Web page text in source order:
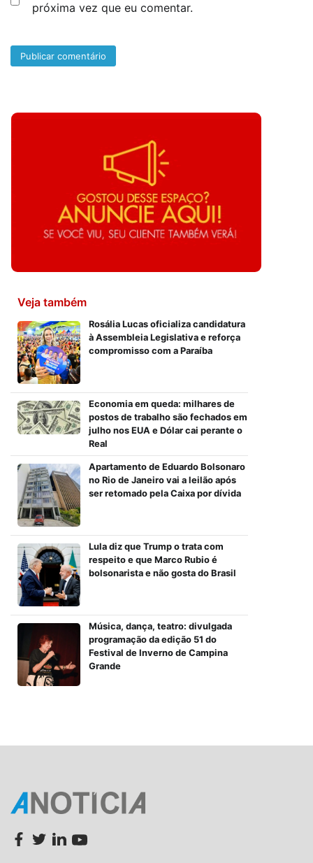
próxima vez que eu comentar.
Veja também
Rosália Lucas oficializa candidatura
à Assembleia Legislativa e reforça
compromisso com a Paraíba
Economia em queda: milhares de
postos de trabalho são fechados em
julho nos EUA e Dólar cai perante o
Real
Apartamento de Eduardo Bolsonaro
no Rio de Janeiro vai a leilão após
ser retomado pela Caixa por dívida
Lula diz que Trump o trata com
respeito e que Marco Rubio é
bolsonarista e não gosta do Brasil
Música, dança, teatro: divulgada
programação da edição 51 do
Festival de Inverno de Campina
Grande